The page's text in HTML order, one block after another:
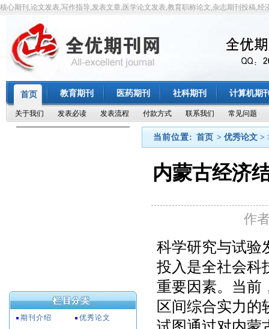
核心期刊,论文发表,写作指导,发表文章,医学论文发表,教育职称论文,杂志期刊投稿,经
首页 教育期刊 医药期刊 社科期刊 计算机期
关于我们 发表必读 发表流程 付款方式 联系我们 常见问题
当前位置: 首页 > 优秀论文 >
内蒙古经济
作
科学研究与试验
投入是全社会科
重要因素。当前
区间综合实力的
期刊介绍
优秀论文